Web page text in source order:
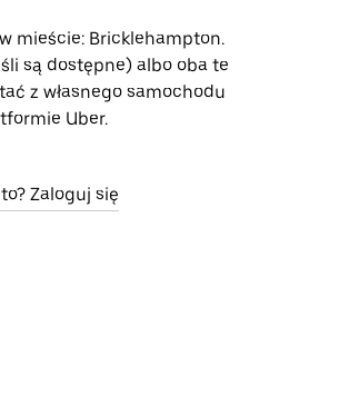
mieście: Bricklehampton.
są dostępne) albo oba te
z własnego samochodu
Uber.
Zaloguj się